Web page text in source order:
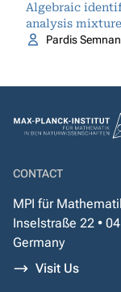
Algebraic
analysis
Pardis
CONTACT
MPI für
Inselstraße 22 •
Germany
Visit Us